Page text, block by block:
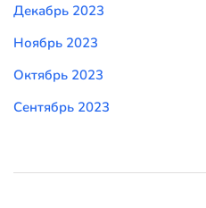
Декабрь 2023
Ноябрь 2023
Октябрь 2023
Сентябрь 2023